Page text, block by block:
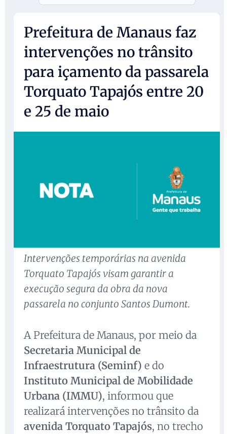
Prefeitura de Manaus faz
intervenções no trânsito
para içamento da passarela
Torquato Tapajós entre 20
e 25 de maio
Intervenções temporárias na avenida
Torquato Tapajós visam garantir a
execução segura da obra da nova
passarela no conjunto Santos Dumont.
A Prefeitura de Manaus, por meio da
Secretaria Municipal de
Infraestrutura (Seminf) e do
Instituto Municipal de Mobilidade
Urbana (IMMU), informou que
realizará intervenções no trânsito da
avenida Torquato Tapajós, no trecho